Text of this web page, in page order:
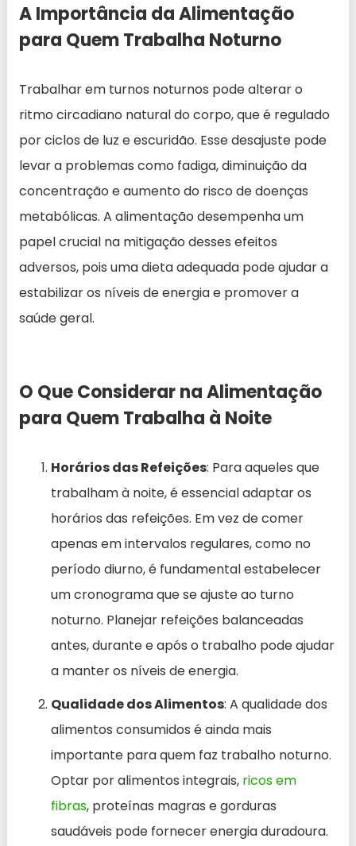
A Importância da Alimentação
para Quem Trabalha Noturno
Trabalhar em turnos noturnos pode alterar o
ritmo circadiano natural do corpo, que é regulado
por ciclos de luz e escuridão. Esse desajuste pode
levar a problemas como fadiga, diminuição da
concentração e aumento do risco de doenças
metabólicas. A alimentação desempenha um
papel crucial na mitigação desses efeitos
adversos, pois uma dieta adequada pode ajudar a
estabilizar os níveis de energia e promover a
saúde geral.
O Que Considerar na Alimentação
para Quem Trabalha à Noite
Horários das Refeições: Para aqueles que
trabalham à noite, é essencial adaptar os
horários das refeições. Em vez de comer
apenas em intervalos regulares, como no
período diurno, é fundamental estabelecer
um cronograma que se ajuste ao turno
noturno. Planejar refeições balanceadas
antes, durante e após o trabalho pode ajudar
a manter os níveis de energia.
Qualidade dos Alimentos: A qualidade dos
alimentos consumidos é ainda mais
importante para quem faz trabalho noturno.
Optar por alimentos integrais, ricos em
fibras, proteínas magras e gorduras
saudáveis pode fornecer energia duradoura.